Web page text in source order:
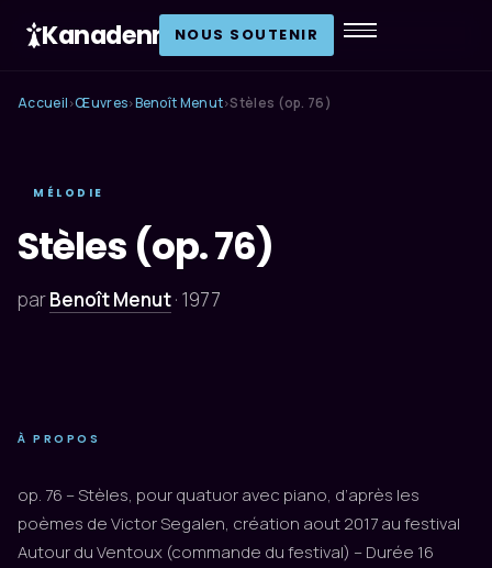
Kanadenn NOUS SOUTENIR
Accueil ›Œuvres›Benoît Menut›Stèles (op. 76)
MÉLODIE
Stèles (op. 76)
parBenoît Menut· 1977
À PROPOS
op. 76 – Stèles, pour quatuor avec piano, d’après les
poèmes de Victor Segalen, création aout 2017 au festival
Autour du Ventoux (commande du festival) – Durée 16